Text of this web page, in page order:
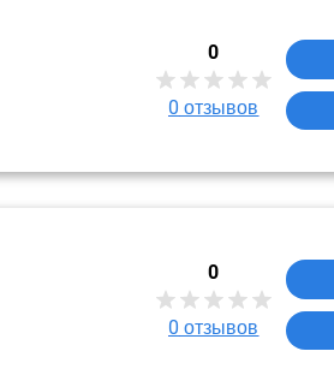
0
0 отзывов
0
0 отзывов